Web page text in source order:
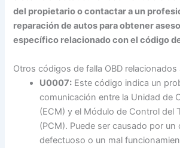
del propietario o contactar a un
reparación de autos para obtener
específico relacionado con el código
Otros códigos de falla OBD
U0007: Este código indica un
comunicación entre la Unidad de
(ECM) y el Módulo de Control del
(PCM). Puede ser causado por un
defectuoso o un mal